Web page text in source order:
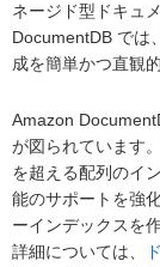
ネージド型ドキュ
DocumentDB では
成を簡単かつ直観
Amazon
が図られています
を超える配列のイ
能のサポートを強
ーインデックスを
詳細については、